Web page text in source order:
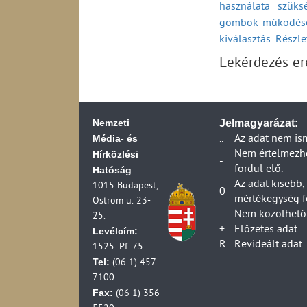
A távközlési
(2002-2009)
A távközlési
szerződéssel
A távközlési
A távközlési
(2002-2009)
A távközlési
(2002-2009)
A távközlési
(2002-2009)
Piacfelügyeleti
Piacfelügyeleti
Postai
Berendezés-
2001)
használata
gombok
kiválasztás.
Lekérdezés
Nemzeti
Média- és
Hírközlési
Hatóság
1015 Budapest,
Ostrom u. 23-
25.
Levélcím:
1525. Pf. 75.
Tel: (06 1) 457
7100
Fax: (06 1) 356
Jelmagyarázat:
..
Az adat nem
-
Nem
fordul elő.
0
Az adat
mértékegység
...
Nem
+
Előzetes adat.
R
Revideált adat.